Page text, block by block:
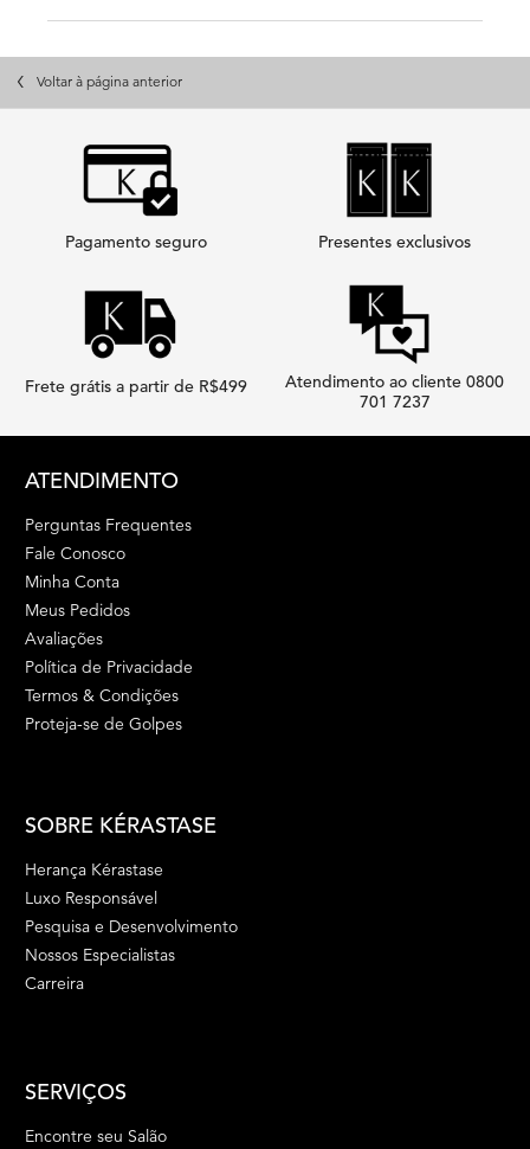
Voltar à página anterior
Pagamento seguro Presentes exclusivos
Frete grátis a partir de R$499
Atendimento ao cliente 0800
701 7237
ATENDIMENTO
Perguntas Frequentes
Fale Conosco
Minha Conta
Meus Pedidos
Avaliações
Política de Privacidade
Termos & Condições
Proteja-se de Golpes
SOBRE KÉRASTASE
Herança Kérastase
Luxo Responsável
Pesquisa e Desenvolvimento
Nossos Especialistas
Carreira
SERVIÇOS
Encontre seu Salão